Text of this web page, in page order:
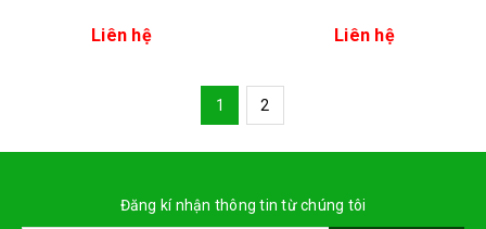
Liên hệ Liên hệ
1 2
Đăng kí nhận thông tin từ chúng tôi